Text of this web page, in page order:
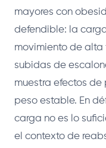
mayores con
defendible: la
movimiento de alta
subidas de
muestra efectos
peso estable. En
carga no es lo
el contexto de